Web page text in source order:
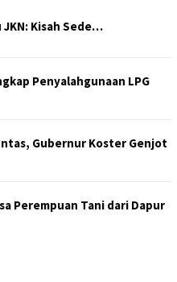
JKN: Kisah Sede…
Penyalahgunaan LPG
Gubernur Koster Genjot
Perempuan Tani dari Dapur